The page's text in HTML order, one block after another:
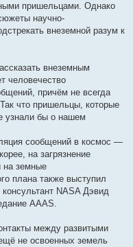
пришельцами. Однако
научно-
внеземной разум к
внеземным
человечество
причём не всегда
что пришельцы, которые
узнали бы о нашем
сообщений в космос —
на загрязнение
на земные
плана также выступил
NASA Дэвид
AAAS.
между развитыми
не освоенных земель